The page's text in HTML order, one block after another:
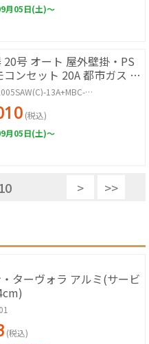
月05日(土)～
20号 オート 屋外壁掛・PS
ンセット 20A 都市ガス 取
13A+MBC-
(税込)
月05日(土)～
> >>
ターヴォラ アルミ(サービ
(税込)